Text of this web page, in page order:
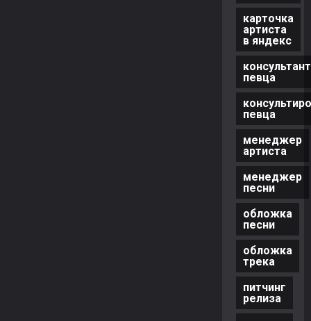
карточка
артиста
в яндекс
консультант
певца
певца
менеджер
артиста
менеджер
песни
обложка
песни
обложка
трека
питчинг
релиза